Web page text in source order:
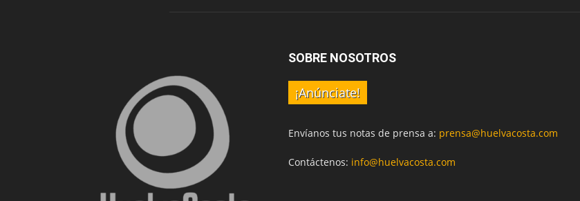
SOBRE NOSOTROS
¡Anúnciate!
Envíanos tus notas de prensa a: prensa@huelvacosta.com
Contáctenos: info@huelvacosta.com